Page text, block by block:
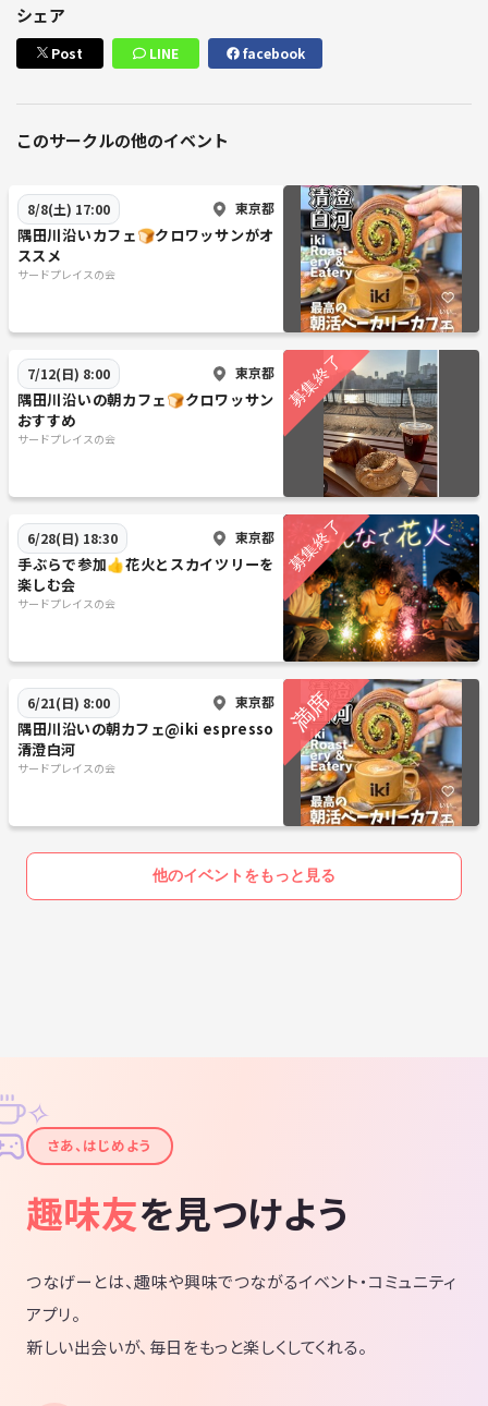
シェア
Post LINE facebook
このサークルの他のイベント
8/8(土) 17:00 東京都
隅田川沿いカフェ🍞クロワッサンがオ
ススメ
サードプレイスの会
7/12(日) 8:00 東京都
隅田川沿いの朝カフェ🍞クロワッサン
おすすめ
サードプレイスの会
6/28(日) 18:30 東京都
手ぶらで参加👍花火とスカイツリーを
楽しむ会
サードプレイスの会
6/21(日) 8:00 東京都
隅田川沿いの朝カフェ@iki espresso
清澄白河
サードプレイスの会
他のイベントをもっと見る
✦
✧
さあ、はじめよう
趣味友を見つけよう
つなげーとは、趣味や興味でつながるイベント・コミュニティ
アプリ。
新しい出会いが、毎日をもっと楽しくしてくれる。